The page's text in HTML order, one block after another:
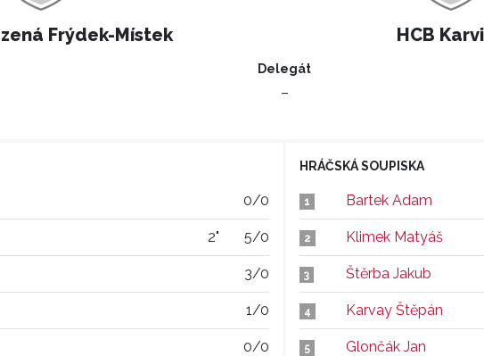
Frýdek-Místek HCB
Delegát
–
0/0
2" 5/0
3/0
1/0
0/0
HRÁČSKÁ SOUPISKA
1 Bartek Adam
2 Klimek Matyáš
3 Štěrba Jakub
4 Karvay Štěpán
5 Glončák Jan